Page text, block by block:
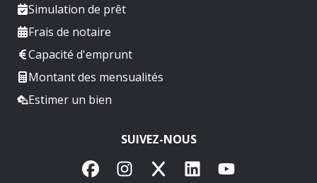
Simulation de prêt
Frais de notaire
Capacité d'emprunt
Montant des mensualités
Estimer un bien
SUIVEZ-NOUS
FacebookInstagram
X LinkedInYouTube